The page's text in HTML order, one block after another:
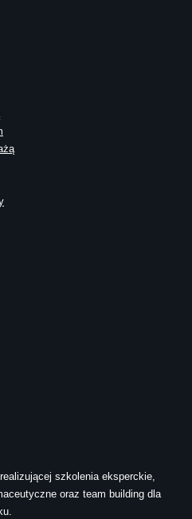
szkolenia eksperckie,
oraz team building dla